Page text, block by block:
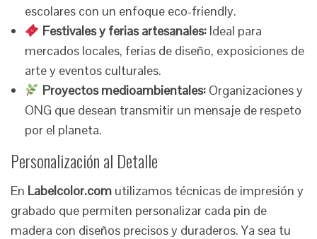
escolares con un enfoque eco-friendly.
Festivales y ferias artesanales:Ideal para
mercados locales, ferias de diseño, exposiciones de
arte y eventos culturales.
Proyectos medioambientales:Organizaciones y
ONG que desean transmitir un mensaje de respeto
por el planeta.
Personalización al Detalle
En Labelcolor.com utilizamos técnicas de impresión y
grabado que permiten personalizar cada pin de
madera con diseños precisos y duraderos. Ya sea tu